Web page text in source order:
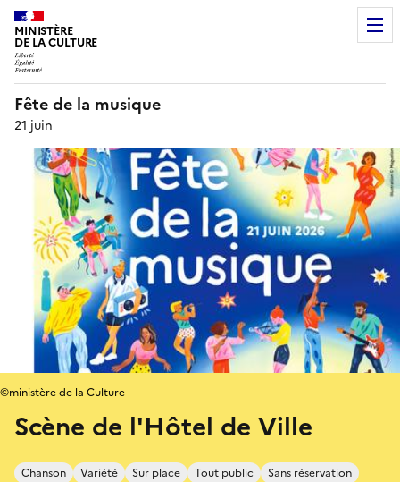
MINISTÈRE
DE LA CULTURE
Fête de la musique
21 juin
Scène de l'Hôtel de Ville
Chanson Variété Sur place Tout public Sans réservation
©ministère de la Culture